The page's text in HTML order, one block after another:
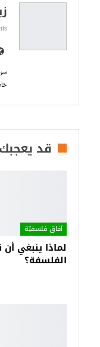
قد
آفاق فلسفيّة‎
لماذا ينبغي أن
الفلسفة؟